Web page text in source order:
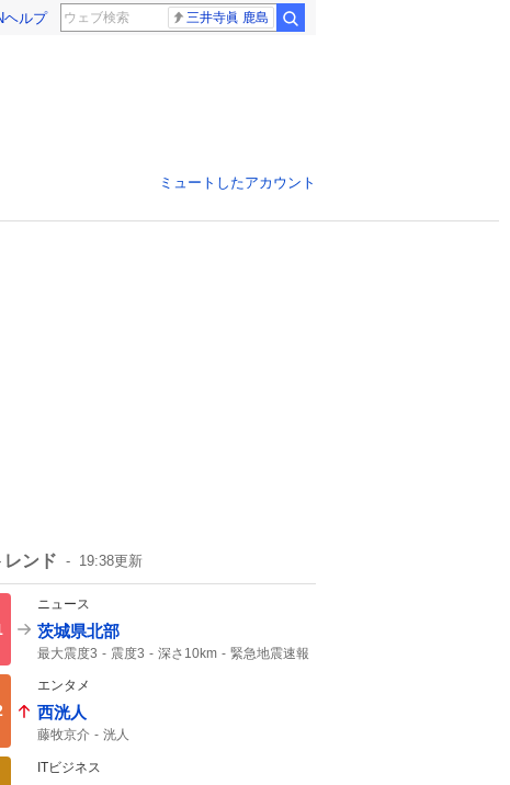
ヘルプ 三井寺眞 鹿島
ミュートしたアカウント
レンド 19:38更新
ニュース
茨城県北部
最大震度3 震度3 深さ10km
緊急地震速報
地震情報
エンタメ
西洸人
藤牧京介 洸人
ITビジネス